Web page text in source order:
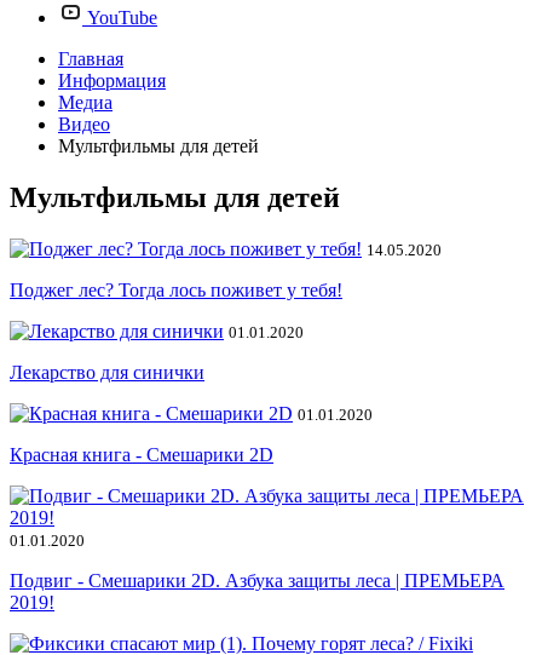
YouTube
Главная
Информация
Медиа
Видео
Мультфильмы для детей
Мультфильмы для детей
14.05.2020
Поджег лес? Тогда лось поживет у тебя!
01.01.2020
Лекарство для синички
01.01.2020
Красная книга - Смешарики 2D
01.01.2020
Подвиг - Смешарики 2D. Азбука защиты леса | ПРЕМЬЕРА
2019!